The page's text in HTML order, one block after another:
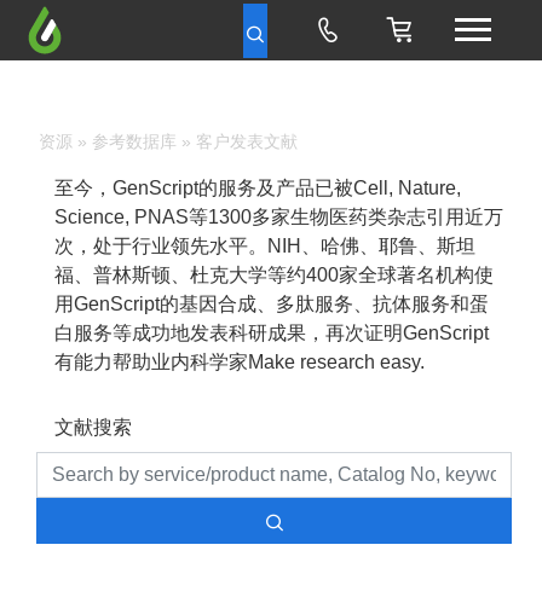
资源 » 参考数据库 » 客户发表文献
至今，GenScript的服务及产品已被Cell, Nature,
Science, PNAS等1300多家生物医药类杂志引用近万
次，处于行业领先水平。NIH、哈佛、耶鲁、斯坦
福、普林斯顿、杜克大学等约400家全球著名机构使
用GenScript的基因合成、多肽服务、抗体服务和蛋
白服务等成功地发表科研成果，再次证明GenScript
有能力帮助业内科学家Make research easy.
文献搜索